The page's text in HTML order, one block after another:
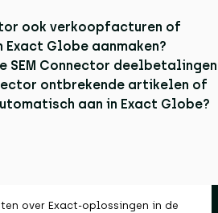
ook verkoopfacturen of
Globe aanmaken?
SEM Connector
ontbrekende artikelen of
aan in Exact Globe?
over Exact-oplossingen in de